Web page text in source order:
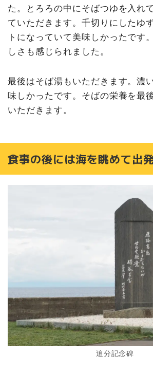
た。とろろの中にそばつゆを入れ
ていただきます。千切りにしたゆ
トになっていて美味しかったです
しさも感じられました。
最後はそば湯もいただきます。濃
味しかったです。そばの栄養を最
いただきます。
食事の後には海を眺めて出
追分記念碑